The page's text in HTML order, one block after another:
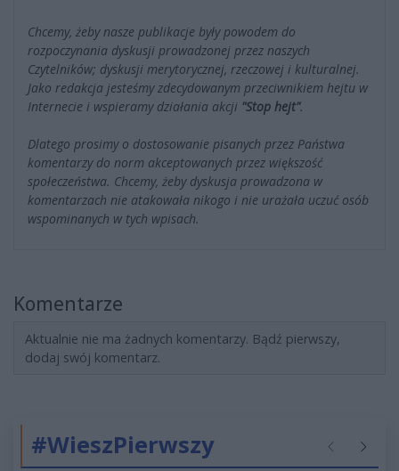
Chcemy, żeby nasze publikacje były powodem do
rozpoczynania dyskusji prowadzonej przez naszych
Czytelników; dyskusji merytorycznej, rzeczowej i kulturalnej.
Jako redakcja jesteśmy zdecydowanym przeciwnikiem hejtu w
Internecie i wspieramy działania akcji "Stop hejt".
Dlatego prosimy o dostosowanie pisanych przez Państwa
komentarzy do norm akceptowanych przez większość
społeczeństwa. Chcemy, żeby dyskusja prowadzona w
komentarzach nie atakowała nikogo i nie urażała uczuć osób
wspominanych w tych wpisach.
Komentarze
Aktualnie nie ma żadnych komentarzy. Bądź pierwszy,
dodaj swój komentarz.
#WieszPierwszy Poprzednie